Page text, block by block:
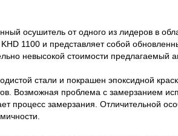
осушитель от одного из лидеров в
1100 и представляет собой
невысокой стоимости предлагаемый
стали и покрашен эпоксидной
Возможная проблема с замерзанием
процесс замерзания. Отличительной